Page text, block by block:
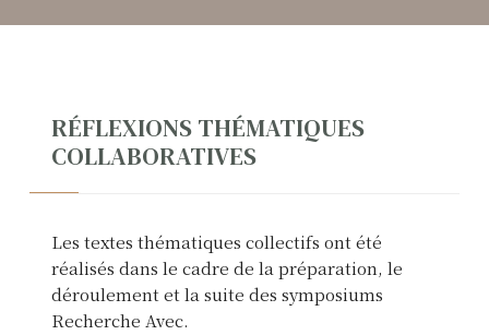
RÉFLEXIONS THÉMATIQUES
COLLABORATIVES
Les textes thématiques collectifs ont été
réalisés dans le cadre de la préparation, le
déroulement et la suite des symposiums
Recherche Avec.